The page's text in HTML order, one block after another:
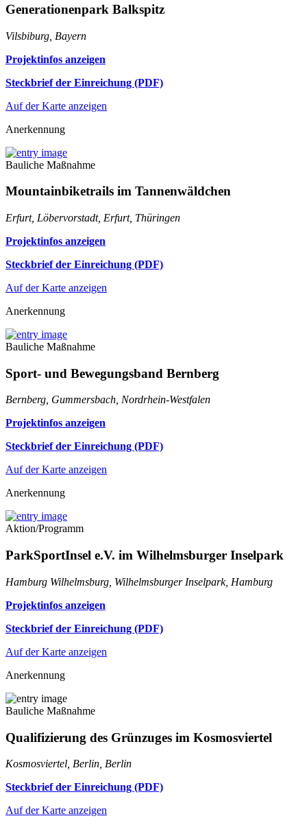
Generationenpark Balkspitz
Vilsbiburg, Bayern
Projektinfos anzeigen
Steckbrief der Einreichung (PDF)
Auf der Karte anzeigen
Anerkennung
Bauliche Maßnahme
Mountainbiketrails im Tannenwäldchen
Erfurt, Löbervorstadt, Erfurt, Thüringen
Projektinfos anzeigen
Steckbrief der Einreichung (PDF)
Auf der Karte anzeigen
Anerkennung
Bauliche Maßnahme
Sport- und Bewegungsband Bernberg
Bernberg, Gummersbach, Nordrhein-Westfalen
Projektinfos anzeigen
Steckbrief der Einreichung (PDF)
Auf der Karte anzeigen
Anerkennung
Aktion/Programm
ParkSportInsel e.V. im Wilhelmsburger Inselpark
Hamburg Wilhelmsburg, Wilhelmsburger Inselpark, Hamburg
Projektinfos anzeigen
Steckbrief der Einreichung (PDF)
Auf der Karte anzeigen
Anerkennung
Bauliche Maßnahme
Qualifizierung des Grünzuges im Kosmosviertel
Kosmosviertel, Berlin, Berlin
Steckbrief der Einreichung (PDF)
Auf der Karte anzeigen